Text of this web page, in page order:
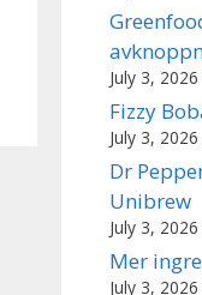
July 3, 2026
Fizzy
July 3, 2026
Dr
Unibrew
July 3, 2026
Mer
July 3, 2026